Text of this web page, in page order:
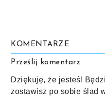
KOMENTARZE
Prześlij komentarz
Dziękuję, że jesteś!
zostawisz po sobie ślad